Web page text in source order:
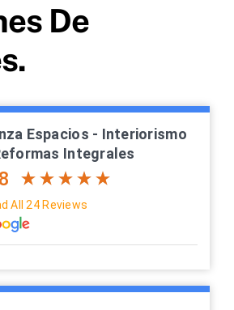
De
Espacios - Interiorismo
Integrales
All 24 Reviews